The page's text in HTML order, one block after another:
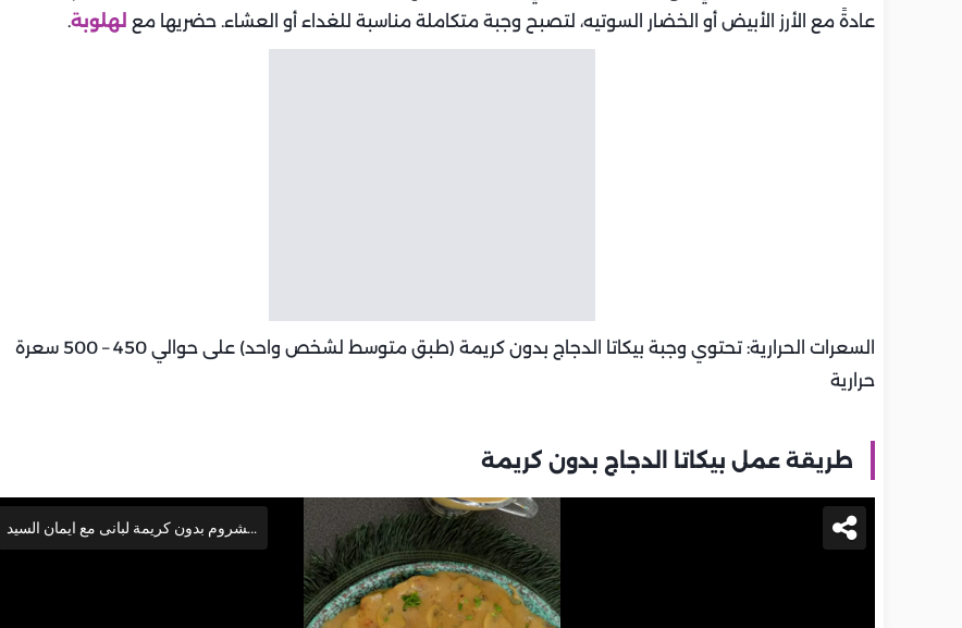
عادةً مع الأرز الأبيض أو الخضار السوتيه، لتصبح وجبة متكاملة مناسبة للغداء أو العشاء. حضريها مع لهلوبة.
السعرات الحرارية: تحتوي وجبة بيكاتا الدجاج بدون كريمة (طبق متوسط لشخص واحد) على حوالي 450 – 500 سعرة
حرارية
طريقة عمل بيكاتا الدجاج بدون كريمة